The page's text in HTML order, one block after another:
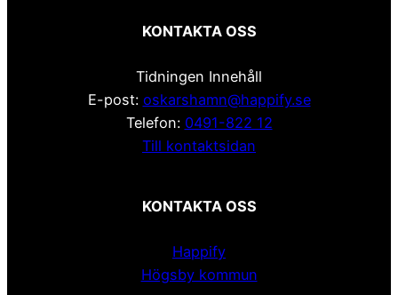
KONTAKTA OSS
Tidningen Innehåll
E-post: oskarshamn@happify.se
Telefon: 0491-822 12
Till kontaktsidan
KONTAKTA OSS
Happify
Högsby kommun